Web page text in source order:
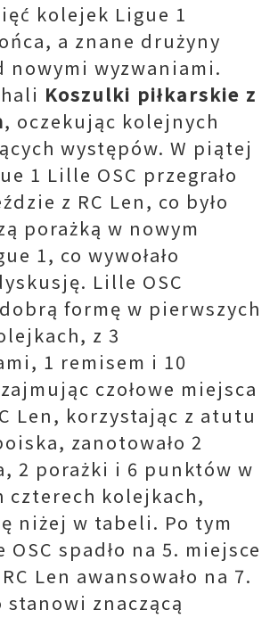
kolejek Ligue 1
a znane drużyny
nowymi wyzwaniami.
Koszulki piłkarskie z
, oczekując kolejnych
występów. W piątej
1 Lille OSC przegrało
z RC Len, co było
porażką w nowym
1, co wywołało
Lille OSC
formę w pierwszych
z 3
1 remisem i 10
czołowe miejsca
Len, korzystając z atutu
zanotowało 2
2 porażki i 6 punktów w
czterech kolejkach,
niżej w tabeli. Po tym
spadło na 5. miejsce
Len awansowało na 7.
stanowi znaczącą